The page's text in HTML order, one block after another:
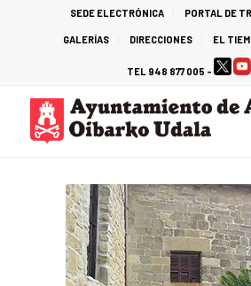
SEDE ELECTRÓNICA PORTAL DE
GALERÍAS DIRECCIONES EL
TEL 948 877 005 -